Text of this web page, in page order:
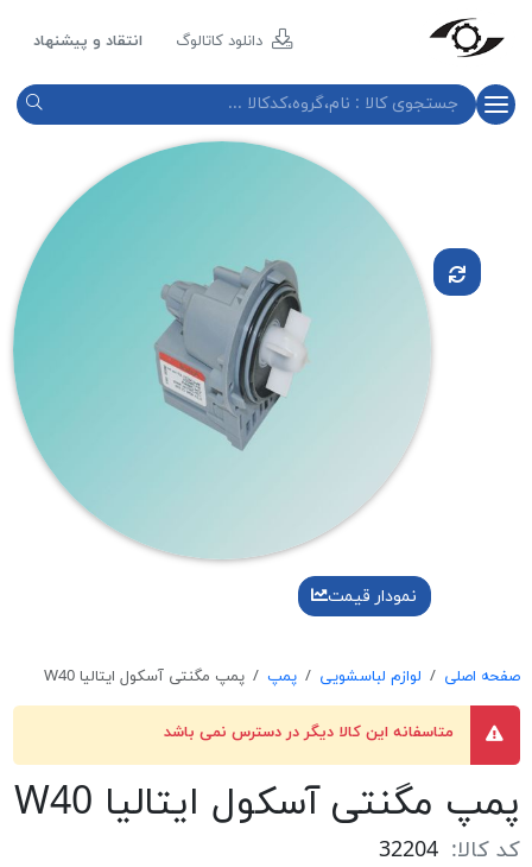
دانلود کاتالوگ انتقاد و پیشنهاد
نمودار قیمت
صفحه اصلی لوازم لباسشویی پمپ پمپ مگنتی آسکول ایتالیا W40
متاسفانه این کالا دیگر در دسترس نمی باشد
پمپ مگنتی آسکول ایتالیا W40
کد کالا: 32204